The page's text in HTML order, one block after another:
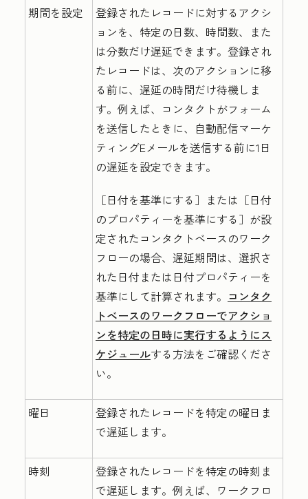
期間を設定
登録されたレコードに対するアクシ
ョンを、特定の日数、時間数、また
は分数だけ遅延できます。登録され
たレコードは、次のアクションに移
る前に、遅延の時間だけ待機しま
す。例えば、コンタクトがフォーム
を送信したときに、自動配信マーケ
ティングEメールを送信する前に1日
の遅延を設定できます。
［日付を基準にする］または ［日付
のプロパティーを基準にする］が設
定されたコンタクトベースのワーク
フローの場合、遅延期間は、選択さ
れた日付または日付プロパティーを
基準にして計算されます。 コンタク
トベースのワークフローでアクショ
ンを特定の日時に実行するようにス
ケジュールする方法をご確認くださ
い。
曜日
登録されたレコードを特定の曜日ま
で遅延します。
時刻
登録されたレコードを特定の時刻ま
で遅延します。例えば、ワークフロ